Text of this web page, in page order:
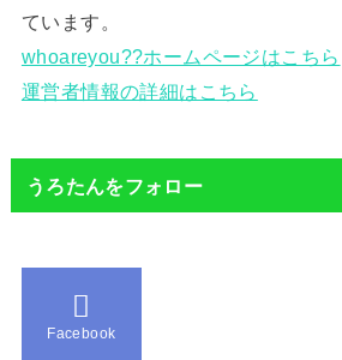
ています。
whoareyou??ホームページはこちら
運営者情報の詳細はこちら
うろたんをフォロー
Facebook